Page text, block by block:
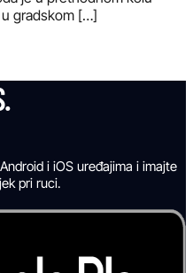
gradskom […]
i iOS uređajima i imajte
pri ruci.